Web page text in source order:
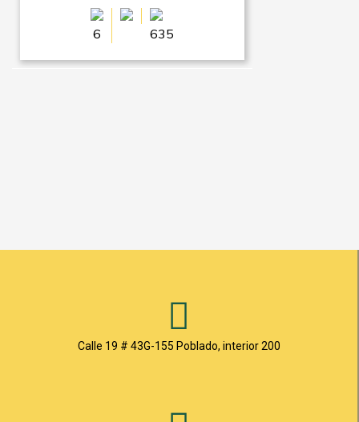
6 635
Calle 19 # 43G-155 Poblado, interior 200